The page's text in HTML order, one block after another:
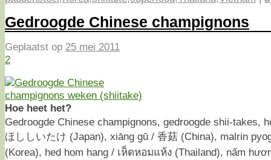
Gedroogde Chinese champignons
Geplaatst op 25 mei 2011
2
Hoe heet het?
Gedroogde Chinese champignons, gedroogde shii-takes,
ほししいたけ (Japan), xiāng gū / 香菇 (China), malrin
(Korea), hed hom hang / เห็ดหอมแห้ง (Thailand), nấm